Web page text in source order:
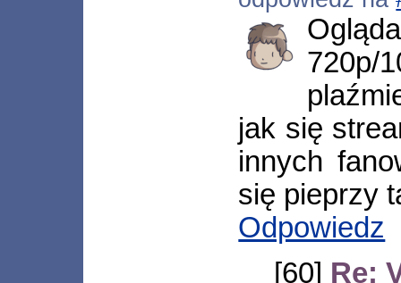
720p/
jak się
innych
się pieprzy
Odpowiedz
[60] Re: